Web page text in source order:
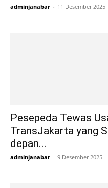
adminjanabar - 11 Desember 2025
Pesepeda Tewas
TransJakarta yang
depan...
adminjanabar - 9 Desember 2025